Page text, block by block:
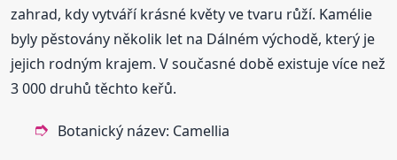
zahrad, kdy vytváří krásné květy ve tvaru růží. Kamélie
byly pěstovány několik let na Dálném východě, který je
jejich rodným krajem. V současné době existuje více než
3 000 druhů těchto keřů.
Botanický název: Camellia